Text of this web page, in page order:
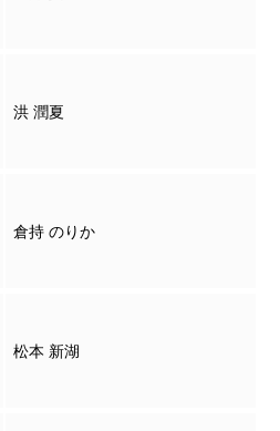
洪 潤夏
倉持 のりか
松本 新湖